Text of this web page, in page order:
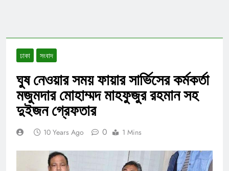
ঢাকা সংবাদ
ঘুষ নেওয়ার সময় ফায়ার সার্ভিসের কর্মকর্তা
মজুমদার মোহাম্মদ মাহফুজুর রহমান সহ
দুইজন গ্রেফতার
10 Years Ago 0 1 Mins